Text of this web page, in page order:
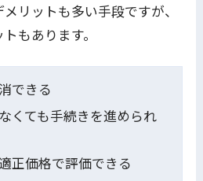
リットも多い手段ですが、
もあります。
できる
くても手続きを進められ
正価格で評価できる